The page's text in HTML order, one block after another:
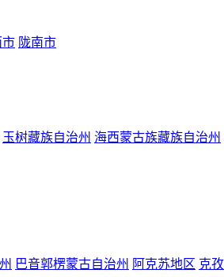
市 陇南市
玉树藏族自治州 海西蒙古族藏族自治州
巴音郭楞蒙古自治州 阿克苏地区 克